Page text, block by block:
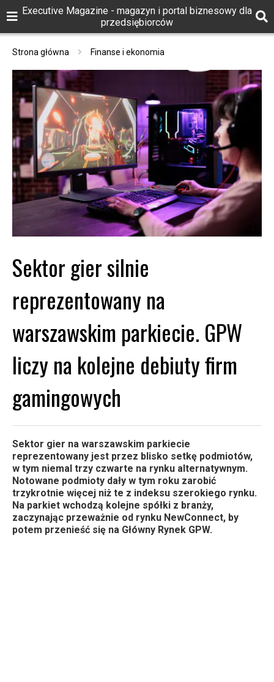
Executive Magazine - magazyn i portal biznesowy dla
przedsiębiorców
Strona główna Finanse i ekonomia
Sektor gier silnie
reprezentowany na
warszawskim parkiecie. GPW
liczy na kolejne debiuty firm
gamingowych
Sektor gier na warszawskim parkiecie
reprezentowany jest przez blisko setkę podmiotów,
w tym niemal trzy czwarte na rynku alternatywnym.
Notowane podmioty dały w tym roku zarobić
trzykrotnie więcej niż te z indeksu szerokiego rynku.
Na parkiet wchodzą kolejne spółki z branży,
zaczynając przeważnie od rynku NewConnect, by
potem przenieść się na Główny Rynek GPW.